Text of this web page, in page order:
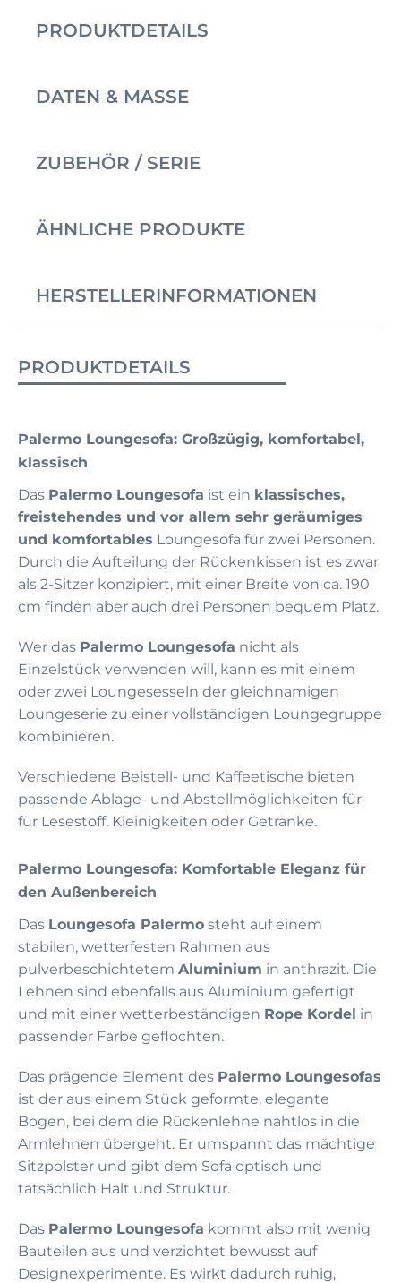
PRODUKTDETAILS
DATEN & MASSE
ZUBEHÖR / SERIE
ÄHNLICHE PRODUKTE
HERSTELLERINFORMATIONEN
PRODUKTDETAILS
Palermo Loungesofa: Großzügig, komfortabel,
klassisch
Das Palermo Loungesofa ist ein klassisches,
freistehendes und vor allem sehr geräumiges
und komfortables Loungesofa für zwei Personen.
Durch die Aufteilung der Rückenkissen ist es zwar
als 2-Sitzer konzipiert, mit einer Breite von ca. 190
cm finden aber auch drei Personen bequem Platz.
Wer das Palermo Loungesofa nicht als
Einzelstück verwenden will, kann es mit einem
oder zwei Loungesesseln der gleichnamigen
Loungeserie zu einer vollständigen Loungegruppe
kombinieren.
Verschiedene Beistell- und Kaffeetische bieten
passende Ablage- und Abstellmöglichkeiten für
für Lesestoff, Kleinigkeiten oder Getränke.
Palermo Loungesofa: Komfortable Eleganz für
den Außenbereich
Das Loungesofa Palermo steht auf einem
stabilen, wetterfesten Rahmen aus
pulverbeschichtetem Aluminium in anthrazit. Die
Lehnen sind ebenfalls aus Aluminium gefertigt
und mit einer wetterbeständigen Rope Kordel in
passender Farbe geflochten.
Das prägende Element des Palermo Loungesofas
ist der aus einem Stück geformte, elegante
Bogen, bei dem die Rückenlehne nahtlos in die
Armlehnen übergeht. Er umspannt das mächtige
Sitzpolster und gibt dem Sofa optisch und
tatsächlich Halt und Struktur.
Das Palermo Loungesofa kommt also mit wenig
Bauteilen aus und verzichtet bewusst auf
Designexperimente. Es wirkt dadurch ruhig,